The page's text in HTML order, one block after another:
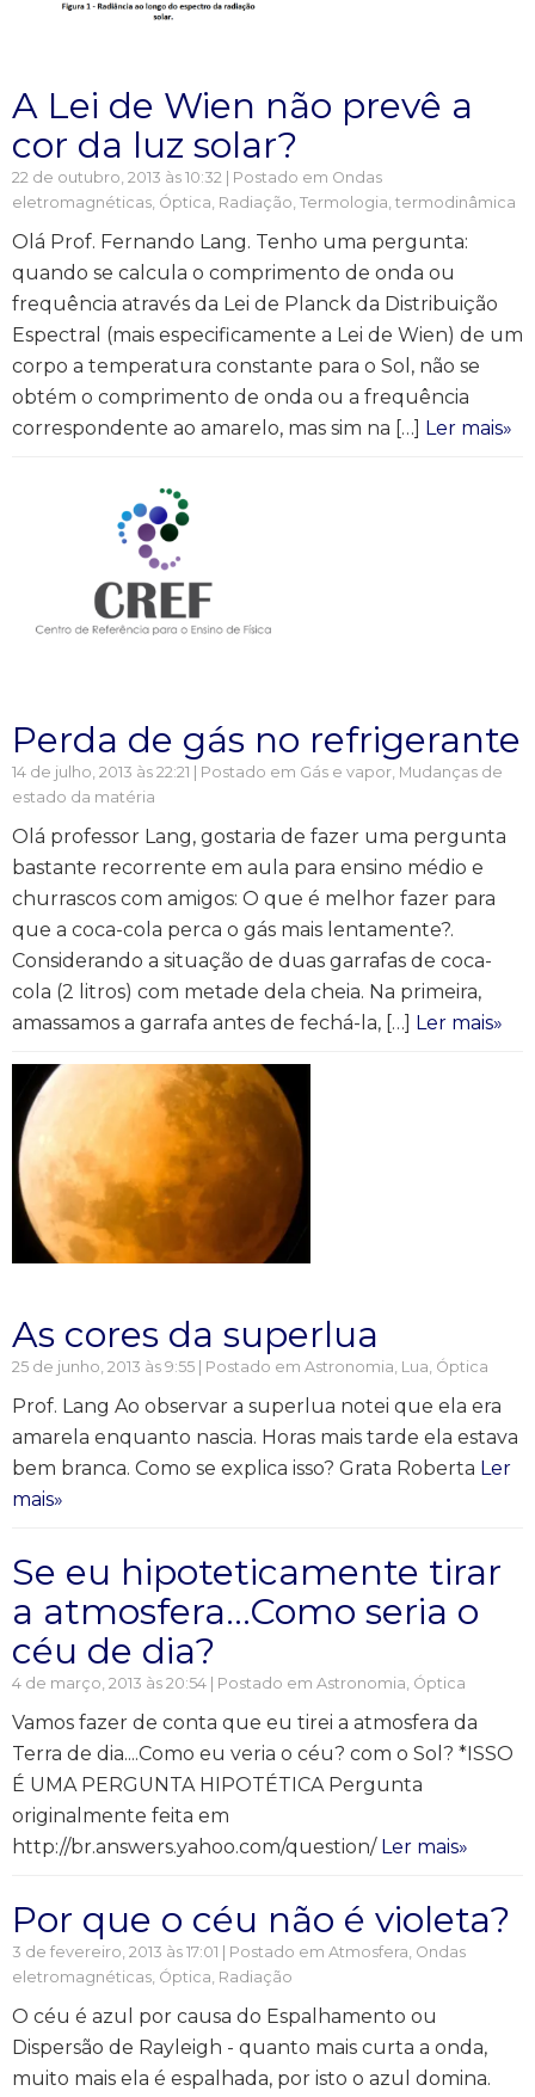
A Lei de Wien não prevê a
cor da luz solar?
22 de outubro, 2013 às 10:32 | Postado em Ondas
eletromagnéticas, Óptica, Radiação, Termologia, termodinâmica
Olá Prof. Fernando Lang. Tenho uma pergunta:
quando se calcula o comprimento de onda ou
frequência através da Lei de Planck da Distribuição
Espectral (mais especificamente a Lei de Wien) de um
corpo a temperatura constante para o Sol, não se
obtém o comprimento de onda ou a frequência
correspondente ao amarelo, mas sim na […] Ler mais»
Perda de gás no refrigerante
14 de julho, 2013 às 22:21 | Postado em Gás e vapor, Mudanças de
estado da matéria
Olá professor Lang, gostaria de fazer uma pergunta
bastante recorrente em aula para ensino médio e
churrascos com amigos: O que é melhor fazer para
que a coca-cola perca o gás mais lentamente?.
Considerando a situação de duas garrafas de coca-
cola (2 litros) com metade dela cheia. Na primeira,
amassamos a garrafa antes de fechá-la, […] Ler mais»
As cores da superlua
25 de junho, 2013 às 9:55 | Postado em Astronomia, Lua, Óptica
Prof. Lang Ao observar a superlua notei que ela era
amarela enquanto nascia. Horas mais tarde ela estava
bem branca. Como se explica isso? Grata Roberta Ler
mais»
Se eu hipoteticamente tirar
a atmosfera…Como seria o
céu de dia?
4 de março, 2013 às 20:54 | Postado em Astronomia, Óptica
Vamos fazer de conta que eu tirei a atmosfera da
Terra de dia....Como eu veria o céu? com o Sol? *ISSO
É UMA PERGUNTA HIPOTÉTICA Pergunta
originalmente feita em
http://br.answers.yahoo.com/question/ Ler mais»
Por que o céu não é violeta?
3 de fevereiro, 2013 às 17:01 | Postado em Atmosfera, Ondas
eletromagnéticas, Óptica, Radiação
O céu é azul por causa do Espalhamento ou
Dispersão de Rayleigh - quanto mais curta a onda,
muito mais ela é espalhada, por isto o azul domina.